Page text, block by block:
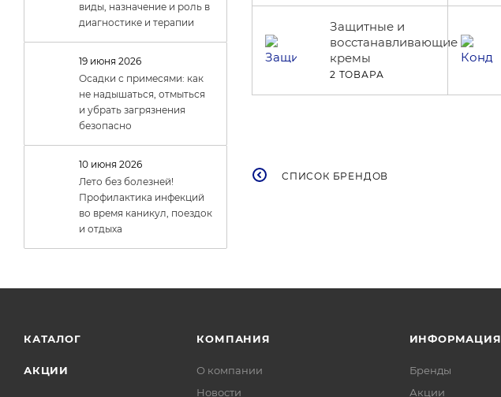
Защитные и
восстанавливающие
кремы
2 ТОВАРА
СПИСОК БРЕНДОВ
виды, назначение и роль в
диагностике и терапии
19 июня 2026
Осадки с примесями: как
не надышаться, отмыться
и убрать загрязнения
безопасно
10 июня 2026
Лето без болезней!
Профилактика инфекций
во время каникул, поездок
и отдыха
КАТАЛОГ
АКЦИИ
КОМПАНИЯ
О компании
Новости
ИНФОРМАЦИЯ
Бренды
Акции